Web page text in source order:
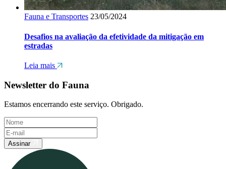
Fauna e Transportes 23/05/2024
Desafios na avaliação da efetividade da mitigação em
estradas
Leia mais
Newsletter do Fauna
Estamos encerrando este serviço. Obrigado.
Assinar